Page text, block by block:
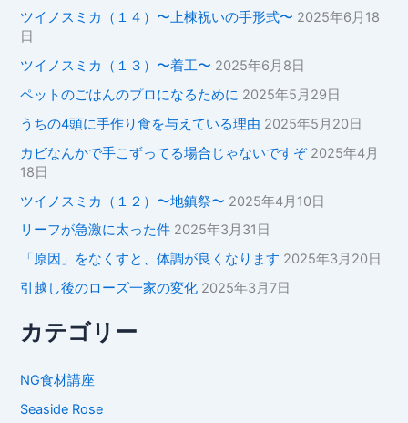
ツイノスミカ（１４）〜上棟祝いの手形式〜 2025年6月18
日
ツイノスミカ（１３）〜着工〜 2025年6月8日
ペットのごはんのプロになるために 2025年5月29日
うちの4頭に手作り食を与えている理由 2025年5月20日
カビなんかで手こずってる場合じゃないですぞ 2025年4月
18日
ツイノスミカ（１２）〜地鎮祭〜 2025年4月10日
リーフが急激に太った件 2025年3月31日
「原因」をなくすと、体調が良くなります 2025年3月20日
引越し後のローズ一家の変化 2025年3月7日
カテゴリー
NG食材講座
Seaside Rose